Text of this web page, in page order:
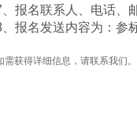
、报名联系人、电话、
、报名发送内容为：
需获得详细信息，请联系我们。